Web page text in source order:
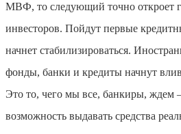
МВФ, то следующий точно откроет
инвесторов. Пойдут первые
начнет стабилизироваться.
фонды, банки и кредиты начнут
Это то, чего мы все, банкиры, ждем
возможность выдавать средства